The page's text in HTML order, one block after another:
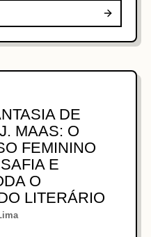
DE
MAAS: O
FEMININO
E
O
LITERÁRIO